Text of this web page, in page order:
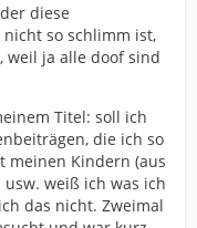
diese
so schlimm ist,
weil ja alle doof sind
Titel: soll ich
die ich so
meinen Kindern (aus
weiß ich was ich
das nicht. Zweimal